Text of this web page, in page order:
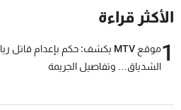
الأكثر قراءة
1
موقع MTV يكشف: حكم بإعدام قاتل ريا
الشدياق… وتفاصيل الجريمة